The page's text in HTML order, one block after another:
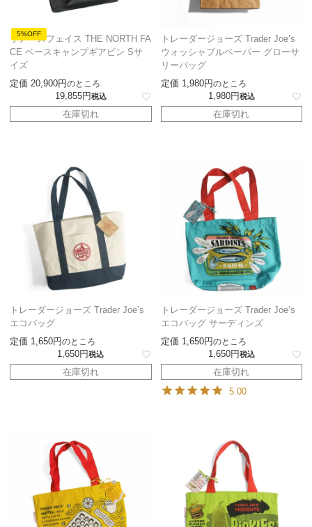
5%OFF
ザノースフェイス THE NORTH FA
CE ベースキャンプギアビン Sサ
イズ
定価 20,900 のところ
19,855 税込
在庫切れ
トレーダージョーズ Trader Joe’s
ウォッシャブルペーパー グローサ
リーバッグ
定価 1,980 のところ
1,980 税込
在庫切れ
トレーダージョーズ Trader Joe’s
エコバッグ
定価 1,650 のところ
1,650 税込
在庫切れ
トレーダージョーズ Trader Joe’s
エコバッグ サーディンズ
定価 1,650 のところ
1,650 税込
在庫切れ
5.00